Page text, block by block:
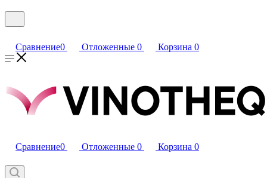
Сравнение0 Отложенные 0 Корзина 0
Сравнение0 Отложенные 0 Корзина 0